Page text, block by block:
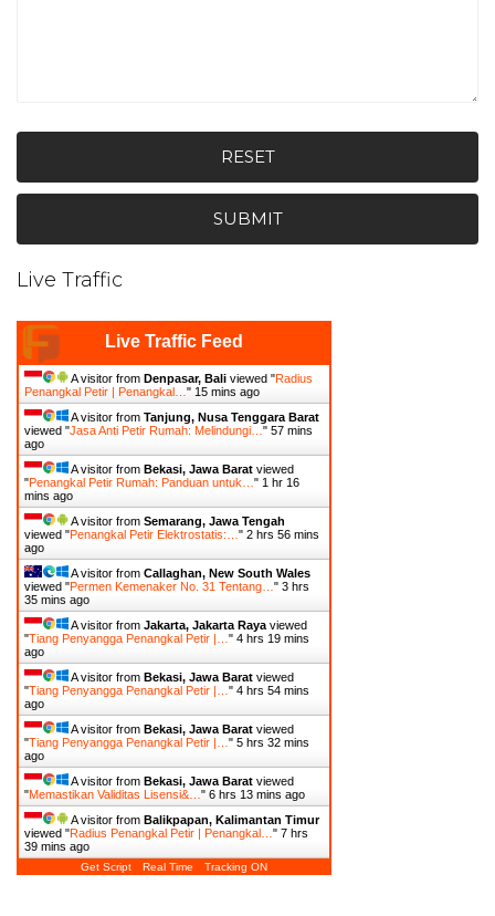
RESET
SUBMIT
Live Traffic
Live Traffic Feed
A visitor from Denpasar, Bali viewed "Radius
Penangkal Petir | Penangkal… " 15 mins ago
A visitor from Tanjung, Nusa Tenggara Barat
viewed "Jasa Anti Petir Rumah: Melindungi… " 57 mins
ago
A visitor from Bekasi, Jawa Barat viewed
"Penangkal Petir Rumah: Panduan untuk… " 1 hr 16
mins ago
A visitor from Semarang, Jawa Tengah
viewed "Penangkal Petir Elektrostatis:… " 2 hrs 56 mins
ago
A visitor from Callaghan, New South Wales
viewed "Permen Kemenaker No. 31 Tentang… " 3 hrs
35 mins ago
A visitor from Jakarta, Jakarta Raya viewed
"Tiang Penyangga Penangkal Petir |… " 4 hrs 19 mins
ago
A visitor from Bekasi, Jawa Barat viewed
"Tiang Penyangga Penangkal Petir |… " 4 hrs 54 mins
ago
A visitor from Bekasi, Jawa Barat viewed
"Tiang Penyangga Penangkal Petir |… " 5 hrs 32 mins
ago
A visitor from Bekasi, Jawa Barat viewed
"Memastikan Validitas Lisensi&… " 6 hrs 13 mins ago
A visitor from Balikpapan, Kalimantan Timur
viewed "Radius Penangkal Petir | Penangkal… " 7 hrs
39 mins ago
Get Script Real Time Tracking ON